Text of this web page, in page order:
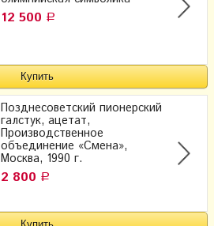
12 500 Р
Позднесоветский пионерский
галстук, ацетат,
Производственное
объединение «Смена»,
Москва, 1990 г.
2 800 Р